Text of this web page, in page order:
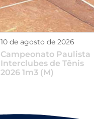
10 de agosto de 2026
Campeonato Paulista
Interclubes de Tênis
2026 1m3 (M)